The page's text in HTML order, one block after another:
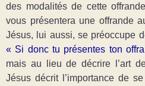
des modalités de cette
vous présentera une offrande
Jésus, lui aussi, se préoccupe
« Si donc tu présentes ton
mais au lieu de décrire l’art
Jésus décrit l’importance de